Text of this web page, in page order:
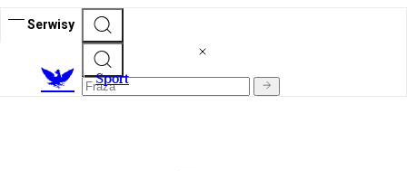
Serwisy
Sport